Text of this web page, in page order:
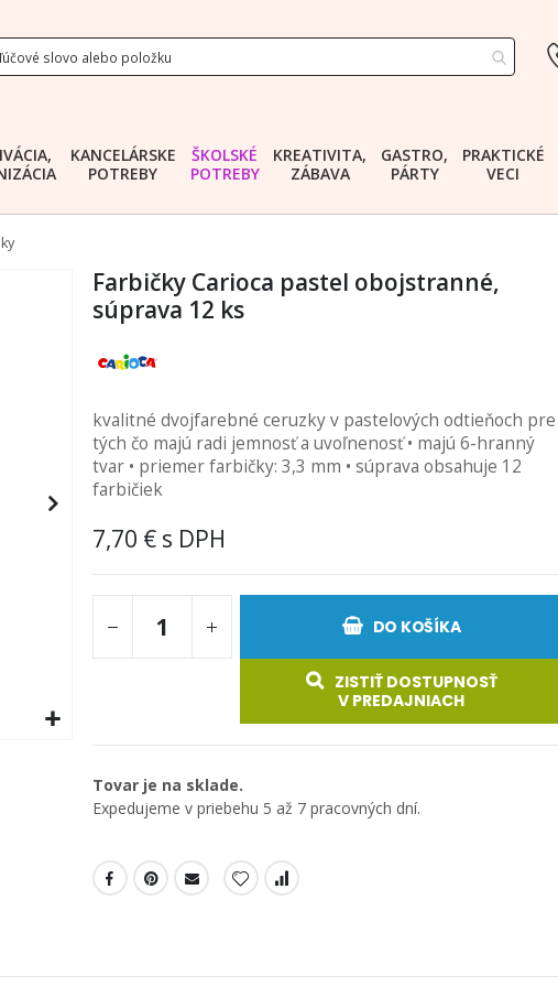
KANCELÁRSKE
POTREBY
ŠKOLSKÉ
POTREBY
KREATIVITA,
ZÁBAVA
GASTRO,
PÁRTY
PRAKTICKÉ
VECI
Farbičky Carioca pastel obojstranné,
súprava 12 ks
kvalitné dvojfarebné ceruzky v pastelových odtieňoch pre
tých čo majú radi jemnosť a uvoľnenosť • majú 6-hranný
tvar • priemer farbičky: 3,3 mm • súprava obsahuje 12
farbičiek
7,70 €
DO KOŠÍKA
ZISTIŤ DOSTUPNOSŤ
V PREDAJNIACH
Tovar je na sklade.
Expedujeme v priebehu 5 až 7 pracovných dní.